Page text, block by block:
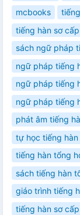
mcbooks
tiếng hàn sơ
sách ngữ pháp
ngữ pháp tiếng
ngữ pháp tiếng
ngữ pháp tiếng
phát âm tiếng
tự học tiếng hàn
tiếng hàn tổng
sách tiếng hàn
giáo trình tiếng
tiếng hàn sơ cấp